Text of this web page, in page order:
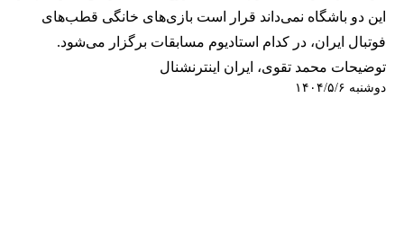
این دو باشگاه نمی‌داند قرار است بازی‌های خانگی قطب‌های
فوتبال ایران، در کدام استادیوم مسابقات برگزار می‌شود.
توضیحات محمد تقوی، ایران اینترنشنال
دوشنبه ۱۴۰۴/۵/۶